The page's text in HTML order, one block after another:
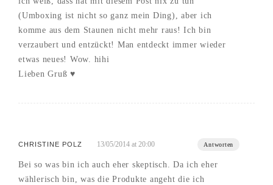
(Umboxing ist nicht so ganz mein Ding), aber ich
komme aus dem Staunen nicht mehr raus! Ich bin
verzaubert und entzückt! Man entdeckt immer wieder
etwas neues! Wow. hihi
Lieben Gruß ♥
CHRISTINE POLZ 13/05/2014 at 20:00 Antworten
Bei so was bin ich auch eher skeptisch. Da ich eher
wählerisch bin, was die Produkte angeht die ich